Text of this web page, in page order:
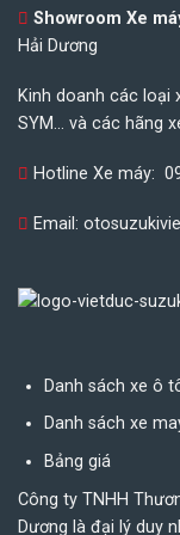
Showroom Xe
Hải Dương
Kinh doanh các loại
SYM... và các hãng
Hotline Xe máy:
Email:
Danh sách xe ô
Danh sách xe
Bảng giá
Công ty TNHH
Dương là đại lý duy